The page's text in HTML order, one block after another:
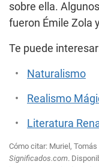
sobre ella.
fueron Émile Zola
Te puede
Naturalismo
Realismo
Literatura
Cómo citar: Muriel,
Significados.com.